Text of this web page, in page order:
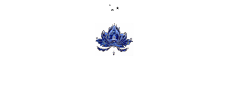
˚｡⋆